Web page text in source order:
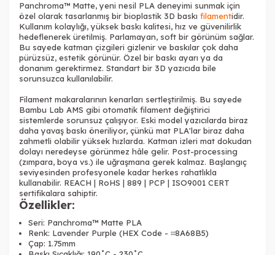
Tükendi
Panchroma™ Matte, yeni nesil PLA deneyimi sunmak için
özel olarak tasarlanmış bir bioplastik 3D baskı filamentidir.
Kullanım kolaylığı, yüksek baskı kalitesi, hız ve güvenilirlik
hedeflenerek üretilmiş. Parlamayan, soft bir görünüm sağlar.
Bu sayede katman çizgileri gizlenir ve baskılar çok daha
pürüzsüz, estetik görünür. Özel bir baskı ayarı ya da
donanım gerektirmez. Standart bir 3D yazıcıda bile
sorunsuzca kullanılabilir.
Filament makaralarının kenarları sertleştirilmiş. Bu sayede
Bambu Lab AMS gibi otomatik filament değiştirici
sistemlerde sorunsuz çalışıyor. Eski model yazıcılarda biraz
daha yavaş baskı öneriliyor, çünkü mat PLA'lar biraz daha
zahmetli olabilir yüksek hızlarda. Katman izleri mat dokudan
dolayı neredeyse görünmez hâle gelir. Post-processing
(zımpara, boya vs.) ile uğraşmana gerek kalmaz. Başlangıç
seviyesinden profesyonele kadar herkes rahatlıkla
kullanabilir. REACH | RoHS | 889 | PCP | ISO9001 CERT
sertifikalara sahiptir.
Özellikler:
Seri: Panchroma™ Matte PLA
Renk: Lavender Purple (HEX Code - ⌗8A68B5)
Çap: 1.75mm